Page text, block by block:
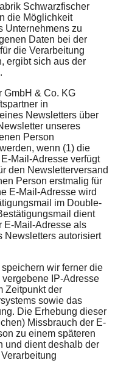
Schwarzfischer
die Möglichkeit
Unternehmens zu
Daten bei der
die Verarbeitung
ergibt sich aus der
GmbH & Co. KG
in
Newsletters über
unseres
Person
wenn (1) die
Mail-Adresse verfügt
den Newsletterversand
Person erstmalig für
E-Mail-Adresse wird
im Double-
dient
E-Mail-Adresse als
Newsletters autorisiert
wir ferner die
IP-Adresse
Zeitpunkt der
sowie das
Die Erhebung dieser
Missbrauch der E-
zu einem späteren
und dient deshalb der